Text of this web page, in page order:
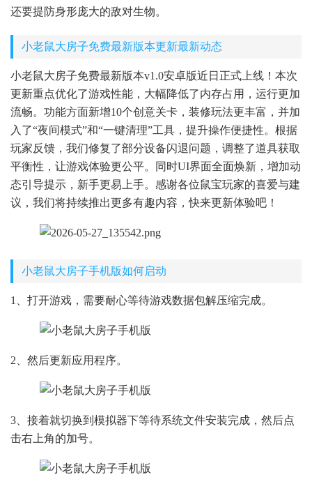
还要提防身形庞大的敌对生物。
小老鼠大房子免费最新版本更新最新动态
小老鼠大房子免费最新版本v1.0安卓版近日正式上线！本次
更新重点优化了游戏性能，大幅降低了内存占用，运行更加
流畅。功能方面新增10个创意关卡，装修玩法更丰富，并加
入了“夜间模式”和“一键清理”工具，提升操作便捷性。根据
玩家反馈，我们修复了部分设备闪退问题，调整了道具获取
平衡性，让游戏体验更公平。同时UI界面全面焕新，增加动
态引导提示，新手更易上手。感谢各位鼠宝玩家的喜爱与建
议，我们将持续推出更多有趣内容，快来更新体验吧！
小老鼠大房子手机版如何启动
1、打开游戏，需要耐心等待游戏数据包解压缩完成。
2、然后更新应用程序。
3、接着就切换到模拟器下等待系统文件安装完成，然后点
击右上角的加号。